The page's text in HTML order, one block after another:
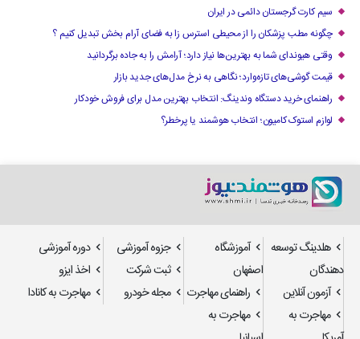
سیم کارت گرجستان دائمی در ایران
چگونه مطب پزشکان را از محیطی استرس زا به فضای آرام بخش تبدیل کنیم ؟
وقتی هیوندای شما به بهترین‌ها نیاز دارد؛ آرامش را به جاده برگردانید
قیمت گوشی‌های تازه‌وارد؛ نگاهی به نرخ مدل‌های جدید بازار
راهنمای خرید دستگاه وندینگ: انتخاب بهترین مدل برای فروش خودکار
لوازم استوک کامیون؛ انتخاب هوشمند یا پرخطر؟
هلدینگ توسعه
دهندگان
آموزشگاه
اصفهان
جزوه آموزشی
دوره آموزشی
ثبت شرکت
اخذ ایزو
آزمون آنلاین
راهنمای مهاجرت مجله خودرو
مهاجرت به کانادا
مهاجرت به
مهاجرت به